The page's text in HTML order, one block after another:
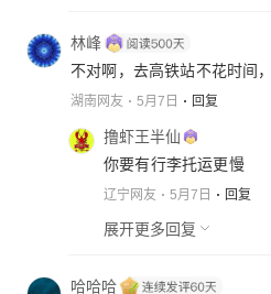
林峰
不对啊，去高铁站不花时间
湖南网友 5月7日 回复
撸虾王半仙
你要有行李托运更慢
辽宁网友 5月7日 回复
展开更多回复
哈哈哈